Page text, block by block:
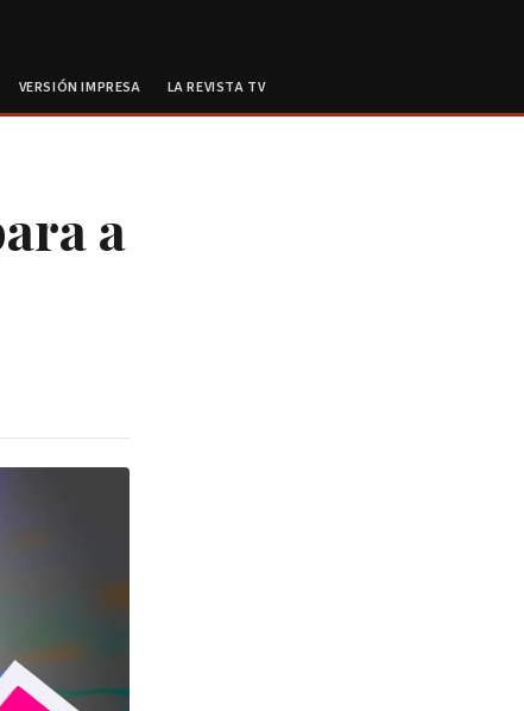
VERSIÓN IMPRESA LA REVISTA TV
a